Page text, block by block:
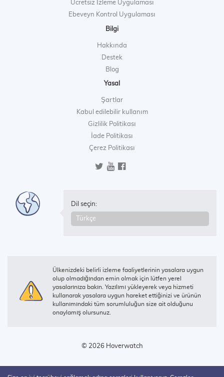
Ücretsiz İzleme Uygulaması
Ebeveyn Kontrol Uygulaması
Bilgi
Hakkında
Destek
Blog
Yasal
Şartlar
Kabul edilebilir kullanım
Gizlilik Politikası
İade Politikası
Çerez Politikası
Dil seçin:
Ülkenizdeki belirli izleme faaliyetlerinin yasalara uygun
olup olmadığından emin olmak için lütfen yerel
yasalarınıza bakın. Yazılımı yükleyerek veya hizmeti
kullanarak yasalara uygun hareket ettiğinizi ve ürünün
kullanımındaki tüm sorumluluğun size ait olduğunu
onaylamış olursunuz.
© 2026 Hoverwatch